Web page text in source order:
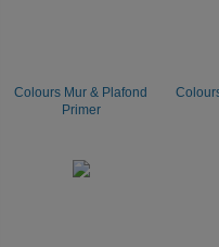
Colours Mur & Plafond
Primer